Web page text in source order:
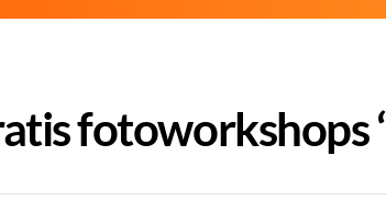
fotoworkshops